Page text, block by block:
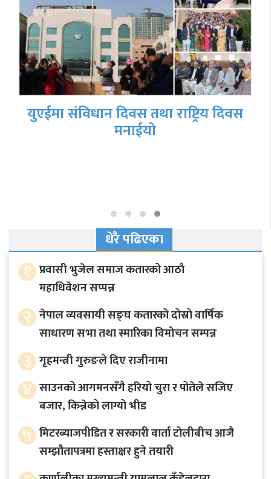
युएईमा संविधान दिवस तथा राष्ट्रिय दिवस
मनाईयो
धेरै पढिएका
१ प्रवासी भुजेल समाज कतारको आठाै
महाधिवेशन सप्पन्न
२ नेपाल व्यवसायी सङ्घ कतारको दोस्रो वार्षिक
साधारण सभा तथा स्मारिका विमोचन सम्पन्न
३ गृहमन्त्री गुरुङले दिए राजीनामा
४ साउनको आगमनसँगै हरियो चुरा र पोतेले सजिए
बजार, किन्नेको लाग्यो भीड
५ मिटरब्याजपीडित र सरकारी वार्ता टोलीबीच आजै
सम्झौतापत्रमा हस्ताक्षर हुने तयारी